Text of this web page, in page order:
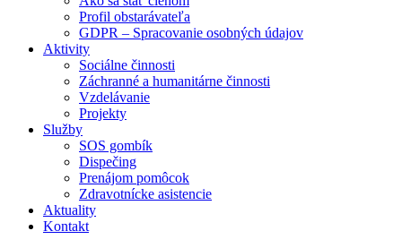
Profil obstarávateľa
GDPR – Spracovanie osobných údajov
Aktivity
Sociálne činnosti
Záchranné a humanitárne činnosti
Vzdelávanie
Projekty
Služby
SOS gombík
Dispečing
Prenájom pomôcok
Zdravotnícke asistencie
Aktuality
Kontakt